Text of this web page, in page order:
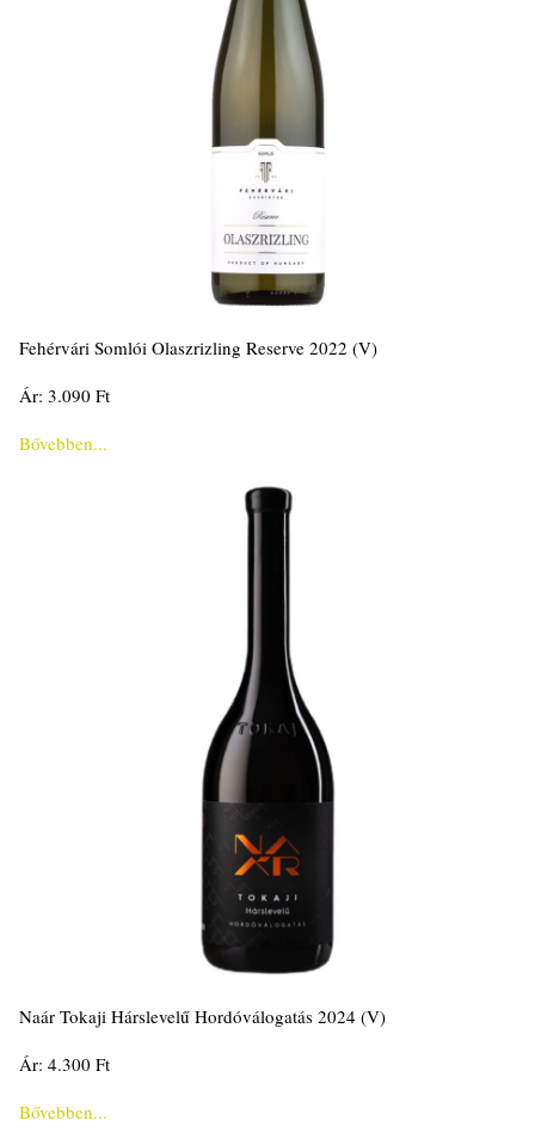
Fehérvári Somlói Olaszrizling Reserve 2022 (V)
Ár: 3.090 Ft
Bővebben...
Naár Tokaji Hárslevelű Hordóválogatás 2024 (V)
Ár: 4.300 Ft
Bővebben...